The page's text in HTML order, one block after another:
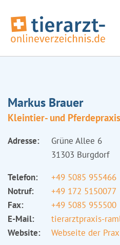
Markus Brauer
Kleintier- und
Adresse:
Grüne Allee 6
31303 Burgdorf
Telefon:
+49 5085 955466
Notruf:
+49 172 5150077
Fax:
+49 5085 955500
E-Mail:
tierarztpraxis-
Website:
Webseite der